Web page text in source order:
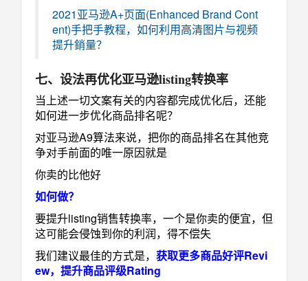
2021亚马逊A+页面(Enhanced Brand Cont
ent)手把手教程，如何利用高清图片与视频
提升銷量？
七、设法再优化亚马逊listing转换率
当上述一切文案有关的内容都完成优化后，还能
如何进一步优化商品排名呢？
对亚马逊A9算法来说，把你的商品排名在其他竞
争对手前面的唯一原因就是
你卖的比他好
如何做？
要提升listing销售转换率，一个是你卖的便宜，但
这可能会侵蚀到你的利润，得不偿失
我们建议最佳的方式是， 获取更多商品好评Revi
ew，提升商品评级Rating